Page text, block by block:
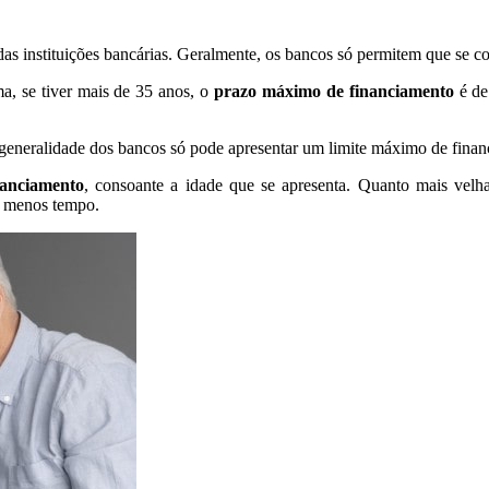
instituições bancárias. Geralmente, os bancos só permitem que se
se tiver mais de 35 anos, o prazo máximo de financiamentoé de
dos bancos só pode apresentar um limite máximo de
, consoante a idade que se apresenta. Quanto mais
tempo.